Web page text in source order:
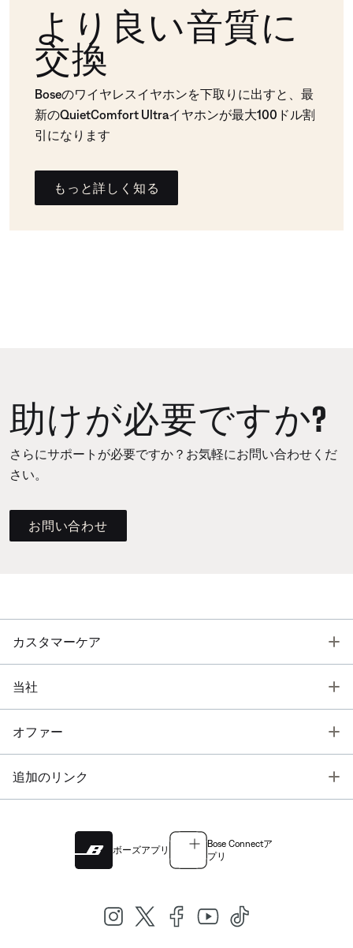
より良い音質に
交換
Boseのワイヤレスイヤホンを下取りに出すと、最
新のQuietComfort Ultraイヤホンが最大100ドル割
引になります
もっと詳しく知る
助けが必要ですか?
さらにサポートが必要ですか？お気軽にお問い合わせくだ
さい。
お問い合わせ
カスタマーケア
当社
オファー
追加のリンク
ボーズアプリ
Bose Connectア
プリ